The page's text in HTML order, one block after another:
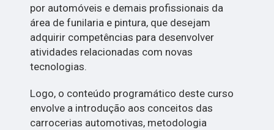
por automóveis e demais profissionais da
área de funilaria e pintura, que desejam
adquirir competências para desenvolver
atividades relacionadas com novas
tecnologias.
Logo, o conteúdo programático deste curso
envolve a introdução aos conceitos das
carrocerias automotivas, metodologia